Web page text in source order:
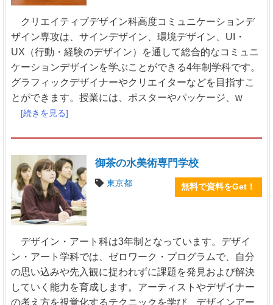
クリエイティブデザイン科高度コミュニケーションデ
ザイン専攻は、サインデザイン、環境デザイン、UI・
UX（行動・経験のデザイン）を通して総合的なコミュニ
ケーションデザインを学ぶことができる4年制学科です。
グラフィックデザイナーやクリエイターなどを目指すこ
とができます。授業には、ポスターやパッケージ、w
[続きを見る]
御茶の水美術専門学校
東京都 無料で資料をGet！
デザイン・アート科は3年制となっています。デザイ
ン・アート学科では、ゼロワーク・プログラムで、自分
の思い込みや先入観に捉われずに課題を発見および解決
していく能力を育成します。アーティストやデザイナー
の考え方を視覚化するテクニックを学び、デザインアー